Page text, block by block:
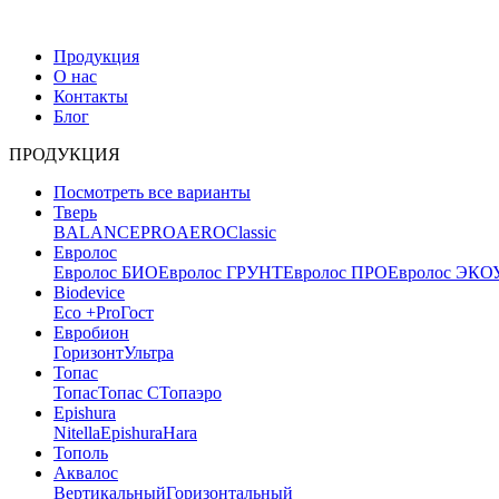
Продукция
О нас
Контакты
Блог
ПРОДУКЦИЯ
Посмотреть все варианты
Тверь
BALANCEPROAEROClassic
Евролос
Евролос БИОЕвролос ГРУНТЕвролос ПРОЕвролос ЭКО
Biodevice
Eco +ProГост
Евробион
ГоризонтУльтра
Топас
ТопасТопас СТопаэро
Epishura
NitellaEpishuraHara
Тополь
Аквалос
ВертикальныйГоризонтальный